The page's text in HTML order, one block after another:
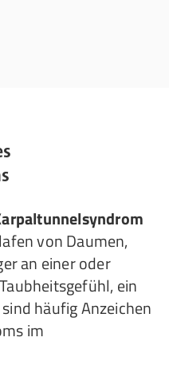
von Daumen,
an einer oder
ein
häufig Anzeichen
im